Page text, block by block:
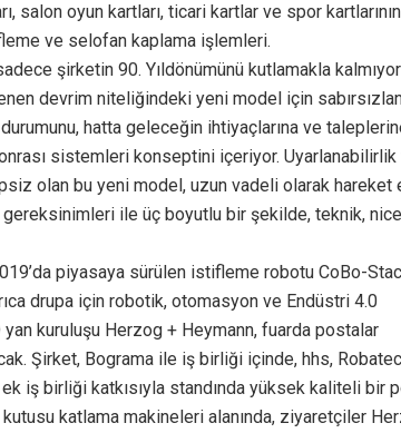
salon oyun kartları, ticari kartlar ve spor
ve selofan kaplama işlemleri.
şirketin 90. Yıldönümünü kutlamakla kalmıyor
devrim niteliğindeki yeni model için
hatta geleceğin ihtiyaçlarına ve
sistemleri konseptini içeriyor. Uyarlanabilirlik
olan bu yeni model, uzun vadeli olarak hareket
ile üç boyutlu bir şekilde, teknik,
piyasaya sürülen istifleme robotu CoBo-
drupa için robotik, otomasyon ve Endüstri 4.0
yan kuruluşu Herzog + Heymann, fuarda postalar
Şirket, Bograma ile iş birliği içinde, hhs,
ek iş birliği katkısıyla standında yüksek kaliteli bir
katlama makineleri alanında, ziyaretçiler